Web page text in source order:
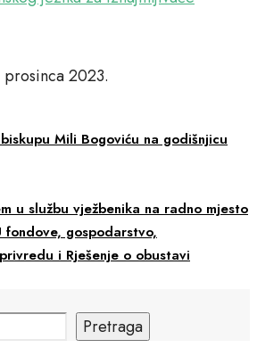
2023.
Mili Bogoviću na godišnjicu
u službu vježbenika na radno mjesto
fondove, gospodarstvo,
i Rješenje o obustavi
Pretraga